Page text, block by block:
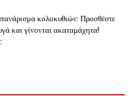
πανάρισμα κολοκυθιών: Προσθέστε
και γίνονται ακαταμάχητα!